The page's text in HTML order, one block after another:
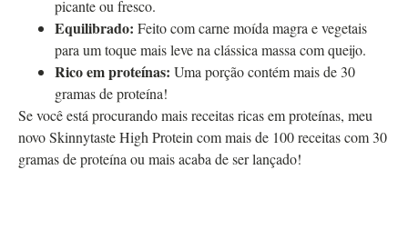
picante ou fresco.
Equilibrado: Feito com carne moída magra e vegetais
para um toque mais leve na clássica massa com queijo.
Rico em proteínas: Uma porção contém mais de 30
gramas de proteína!
Se você está procurando mais receitas ricas em proteínas, meu
novo Skinnytaste High Protein com mais de 100 receitas com 30
gramas de proteína ou mais acaba de ser lançado!